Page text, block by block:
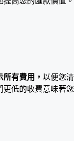
有費用， 以便您清
更低的收費意味著您